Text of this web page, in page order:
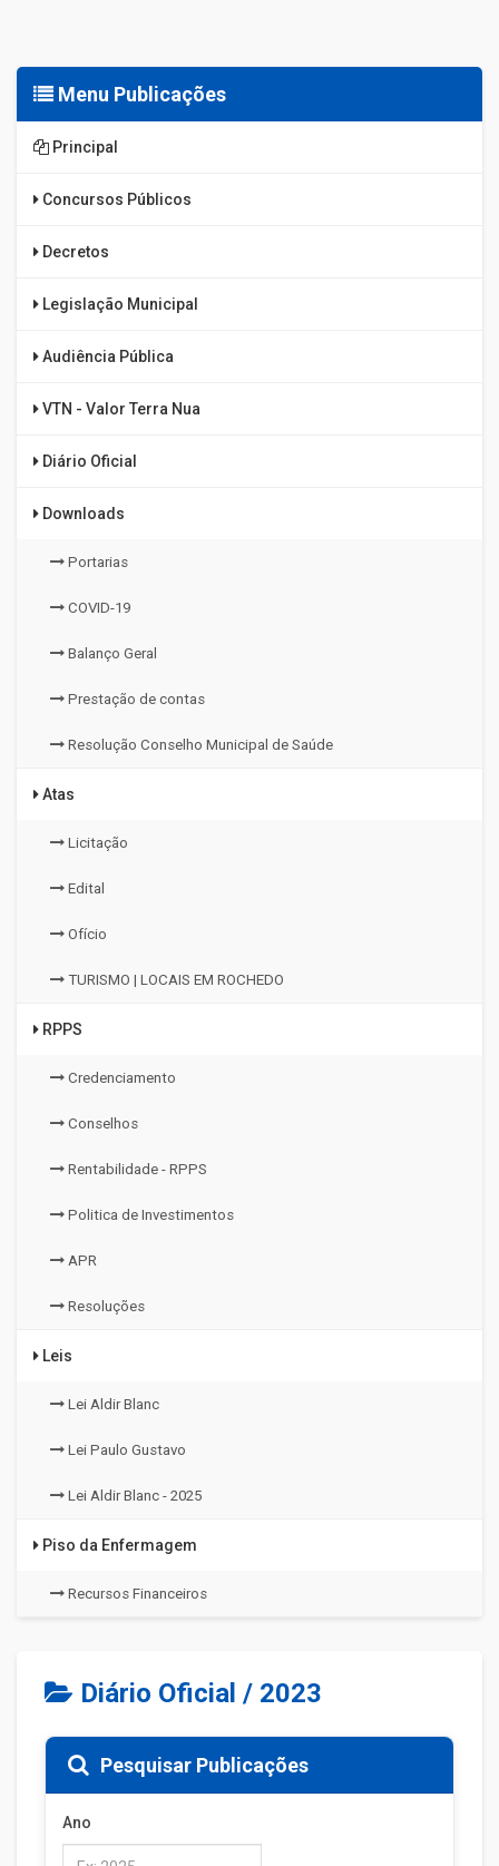
Menu Publicações
Principal
Concursos Públicos
Decretos
Legislação Municipal
Audiência Pública
VTN - Valor Terra Nua
Diário Oficial
Downloads
Portarias
COVID-19
Balanço Geral
Prestação de contas
Resolução Conselho Municipal de Saúde
Atas
Licitação
Edital
Ofício
TURISMO | LOCAIS EM ROCHEDO
RPPS
Credenciamento
Conselhos
Rentabilidade - RPPS
Politica de Investimentos
APR
Resoluções
Leis
Lei Aldir Blanc
Lei Paulo Gustavo
Lei Aldir Blanc - 2025
Piso da Enfermagem
Recursos Financeiros
Diário Oficial / 2023
Pesquisar Publicações
Ano